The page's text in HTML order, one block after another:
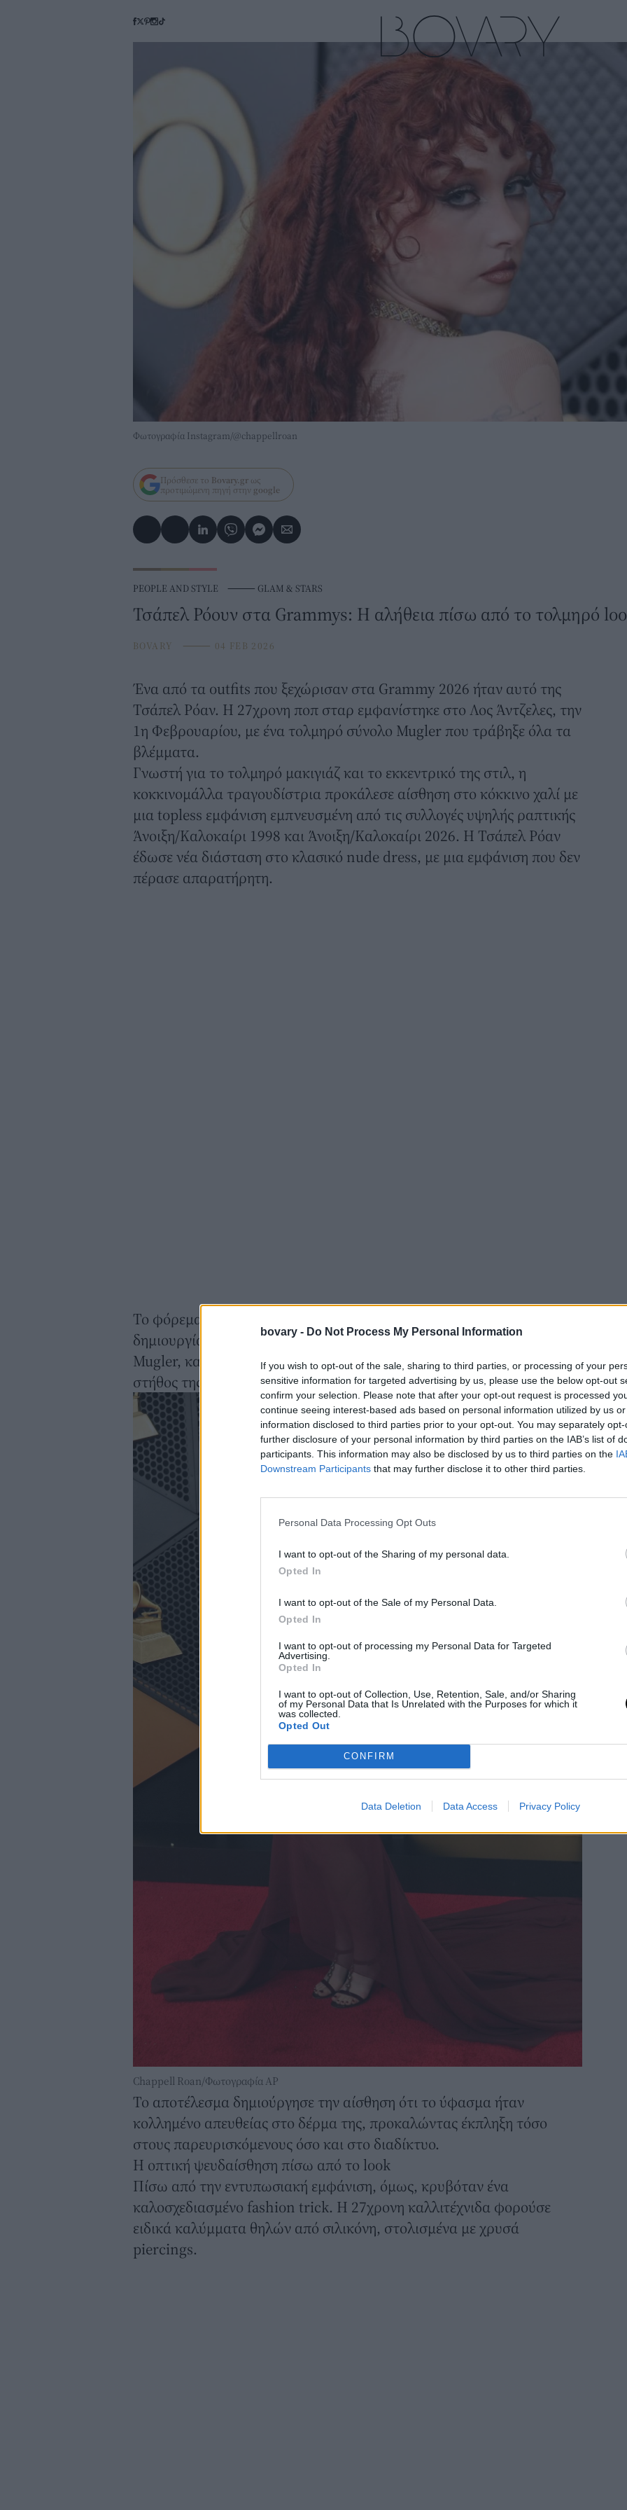
bovary - Do Not Process My Personal Information
If you wish to opt-out of the sale, sharing to third parties, or processing of your
sensitive information for targeted advertising by us, please use the below opt-out
confirm your selection. Please note that after your opt-out request is processed
continue seeing interest-based ads based on personal information utilized by us
information disclosed to third parties prior to your opt-out. You may separately
further disclosure of your personal information by third parties on the IAB’s list of
participants. This information may also be disclosed by us to third parties on the
Downstream Participants that may further disclose it to other third parties.
Personal Data Processing Opt Outs
I want to opt-out of the Sharing of my personal data.
Opted In
I want to opt-out of the Sale of my Personal Data.
Opted In
I want to opt-out of processing my Personal Data for Targeted
Advertising.
Opted In
I want to opt-out of Collection, Use, Retention, Sale, and/or Sharing
of my Personal Data that Is Unrelated with the Purposes for which it
was collected.
Opted Out
CONFIRM
Data Deletion Data Access Privacy Policy
Φωτογραφία Instagram/@chappellroan
Πρόσθεσε το Bovary.gr ως
προτιμώμενη πηγή στην google
PEOPLE AND STYLE ⸻ GLAM & STARS
Τσάπελ Ρόουν στα Grammys: Η αλήθεια πίσω από το τολμηρό
BOVARY ⸻ 04 FEB 2026
Ένα από τα outfits που ξεχώρισαν στα Grammy 2026 ήταν αυτό της
Τσάπελ Ρόαν. Η 27χρονη ποπ σταρ εμφανίστηκε στο Λος Άντζελες, την
1η Φεβρουαρίου, με ένα τολμηρό σύνολο Mugler που τράβηξε όλα τα
βλέμματα.
Γνωστή για το τολμηρό μακιγιάζ και το εκκεντρικό της στιλ, η
κοκκινομάλλα τραγουδίστρια προκάλεσε αίσθηση στο κόκκινο χαλί με
μια topless εμφάνιση εμπνευσμένη από τις συλλογές υψηλής ραπτικής
Άνοιξη/Καλοκαίρι 1998 και Άνοιξη/Καλοκαίρι 2026. Η Τσάπελ Ρόαν
έδωσε νέα διάσταση στο κλασικό nude dress, με μια εμφάνιση που δεν
πέρασε απαρατήρητη.
Το φόρεμα ήταν ένα διάφανο μπορντό ζορζέτα σχέδιο χωρίς πλάτη,
δημιουργία του Miguel Castro Freitas, creative director του οίκου
Mugler, και έμοιαζε να συγκρατείται από λεπτούς χρυσούς κρίκους στο
στήθος της.
Chappell Roan/Φωτογραφία AP
Το αποτέλεσμα δημιούργησε την αίσθηση ότι το ύφασμα ήταν
κολλημένο απευθείας στο δέρμα της, προκαλώντας έκπληξη τόσο
στους παρευρισκόμενους όσο και στο διαδίκτυο.
Η οπτική ψευδαίσθηση πίσω από το look
Πίσω από την εντυπωσιακή εμφάνιση, όμως, κρυβόταν ένα
καλοσχεδιασμένο fashion trick. Η 27χρονη καλλιτέχνιδα φορούσε
ειδικά καλύμματα θηλών από σιλικόνη, στολισμένα με χρυσά
piercings.